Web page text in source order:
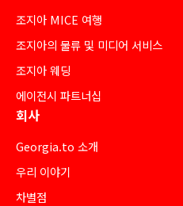
조지아 MICE 여행
조지아의 물류 및 미디어 서비스
조지아 웨딩
에이전시 파트너십
회사
Georgia.to 소개
우리 이야기
차별점